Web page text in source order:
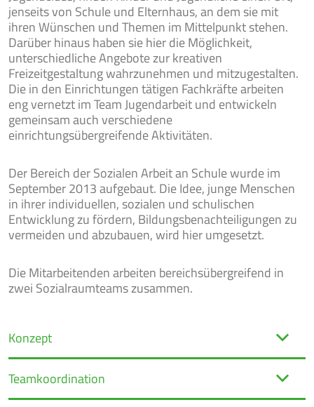
RATSINFO TUNGEN
JOBS
jenseits von Schule und Elternhaus, an dem sie mit
ihren Wünschen und Themen im Mittelpunkt stehen.
Darüber hinaus haben sie hier die Möglichkeit,
unterschiedliche Angebote zur kreativen
Freizeitgestaltung wahrzunehmen und mitzugestalten.
Die in den Einrichtungen tätigen Fachkräfte arbeiten
eng vernetzt im Team Jugendarbeit und entwickeln
gemeinsam auch verschiedene
einrichtungsübergreifende Aktivitäten.
Der Bereich der Sozialen Arbeit an Schule wurde im
September 2013 aufgebaut. Die Idee, junge Menschen
in ihrer individuellen, sozialen und schulischen
Entwicklung zu fördern, Bildungsbenachteiligungen zu
vermeiden und abzubauen, wird hier umgesetzt.
Die Mitarbeitenden arbeiten bereichsübergreifend in
zwei Sozialraumteams zusammen.
Konzept
Teamkoordination